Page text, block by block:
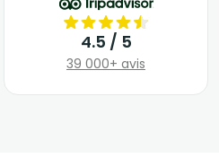
4.5 / 5
39 000+ avis